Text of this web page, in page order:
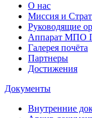
О нас
Миссия и
Руководящие
Аппарат МПО
Галерея почёта
Партнеры
Достижения
Документы
Внутренние